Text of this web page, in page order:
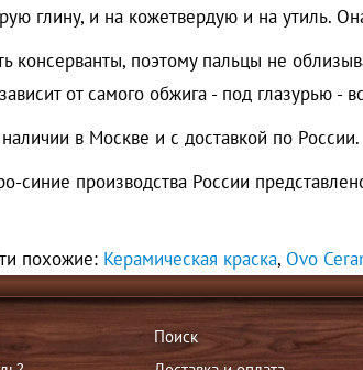
глину, и на кожетвердую и на утиль.
консерванты, поэтому пальцы не
от самого обжига - под глазурью -
в Москве и с доставкой по России.
синие производства России
похожие: Керамическая краска, Ovo
Поиск